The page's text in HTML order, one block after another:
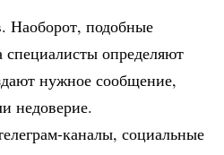
Наоборот, подобные
определяют
нужное сообщение,
недоверие.
каналы, социальные